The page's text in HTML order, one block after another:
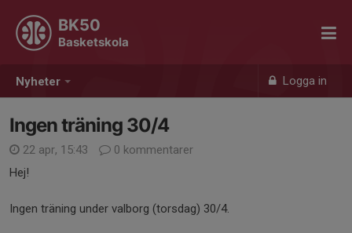
Nyheter Logga in
BK50
Basketskola
Ingen träning 30/4
22 apr, 15:43
0 kommentarer
Hej!
Ingen träning under valborg (torsdag) 30/4.